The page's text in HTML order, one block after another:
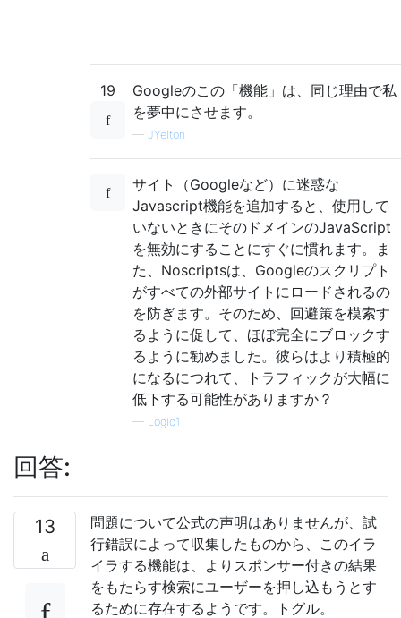
19
Googleのこの「機能」は、同じ理由で私
を夢中にさせます。
— JYelton
サイト（Googleなど）に迷惑な
Javascript機能を追加すると、使用して
いないときにそのドメインのJavaScript
を無効にすることにすぐに慣れます。ま
た、Noscriptsは、Googleのスクリプト
がすべての外部サイトにロードされるの
を防ぎます。そのため、回避策を模索す
るように促して、ほぼ完全にブロックす
るように勧めました。彼らはより積極的
になるにつれて、トラフィックが大幅に
低下する可能性がありますか？
— Logic1
回答:
13
問題について公式の声明はありませんが、試
行錯誤によって収集したものから、このイラ
イラする機能は、よりスポンサー付きの結果
をもたらす検索にユーザーを押し込もうとす
るために存在するようです。トグル。